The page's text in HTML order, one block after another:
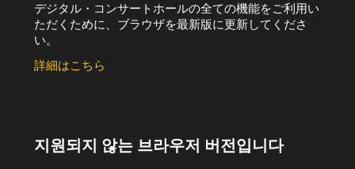
デジタル・コンサートホールの全ての機能をご利用い
ただくために、ブラウザを最新版に更新してくださ
い。
詳細はこちら
지원되지 않는 브라우저 버전입니다